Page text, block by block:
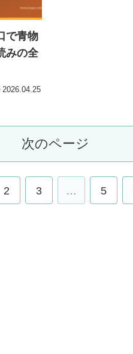
で青物
みの全
2026.04.25
次のページ
2 3 … 5